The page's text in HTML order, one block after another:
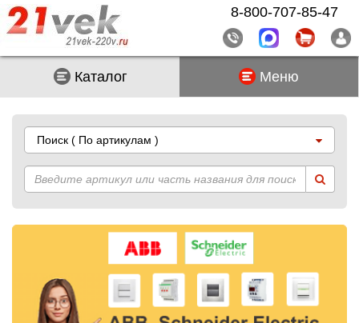
Каталог Меню
Поиск ( По артикулам )
8-800-707-85-47